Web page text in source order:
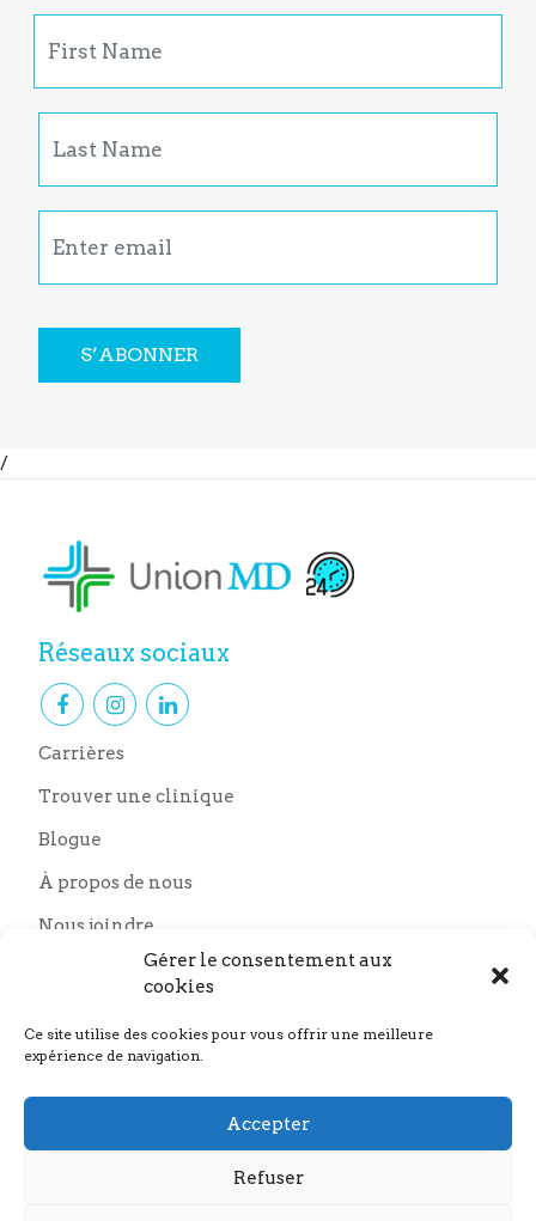
Gérer le consentement aux
cookies
Ce site utilise des cookies pour vous offrir une meilleure
expérience de navigation.
Accepter
Refuser
S’ABONNER
/
Réseaux sociaux
Carrières
Trouver une clinique
Blogue
À propos de nous
Nous joindre
Nos partenaires